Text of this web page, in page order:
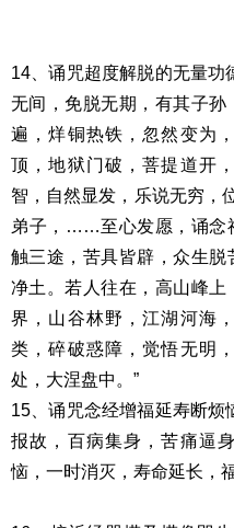
14、诵咒超度解脱的无量功
无间， 免脱无期，有其子
遍，烊铜热铁， 忽然变为
顶，地狱门破，菩提道开，
智，自然显发，乐说无穷，
弟子，……至心发愿，诵念
触三途，苦具皆辟，众生脱
净土。若人往在，高山峰
界，山谷林野，江湖河海
类，碎破惑障，觉悟无明
处，大涅盘中。”
15、诵咒念经增福延寿断烦
报故， 百病集身，苦痛逼
恼，一时消灭， 寿命延长，